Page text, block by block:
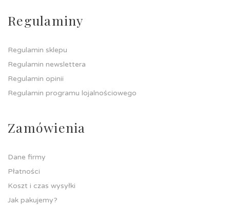
Regulaminy
Regulamin sklepu
Regulamin newslettera
Regulamin opinii
Regulamin programu lojalnościowego
Zamówienia
Dane firmy
Płatności
Koszt i czas wysyłki
Jak pakujemy?